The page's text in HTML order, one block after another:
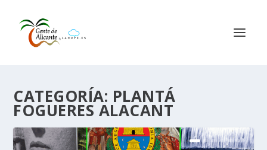
CATEGORÍA: PLANTÁ
FOGUERES ALACANT